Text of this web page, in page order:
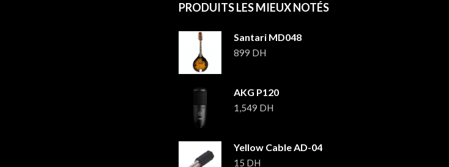
PRODUITS LES MIEUX NOTÉS
Santari MD048
899 DH
AKG P120
1,549 DH
Yellow Cable AD-04
15 DH